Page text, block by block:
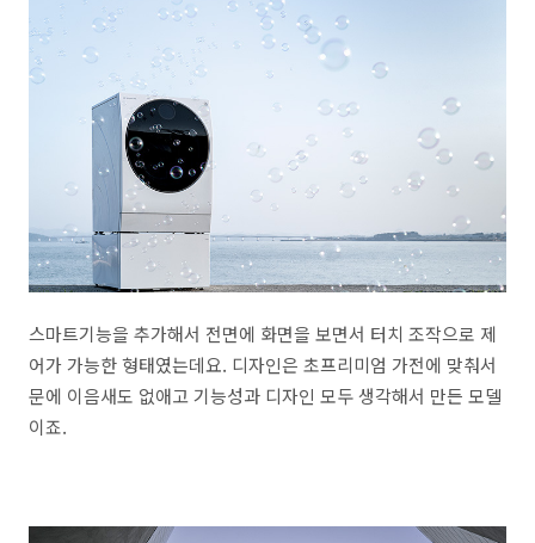
스마트기능을 추가해서 전면에 화면을 보면서 터치 조작으로 제
어가 가능한 형태였는데요. 디자인은 초프리미엄 가전에 맞춰서
문에 이음새도 없애고 기능성과 디자인 모두 생각해서 만든 모델
이죠.